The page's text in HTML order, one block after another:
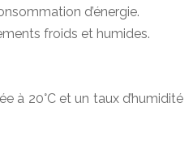
d’énergie.
froids et humides.
à 20°C et un taux d’humidité